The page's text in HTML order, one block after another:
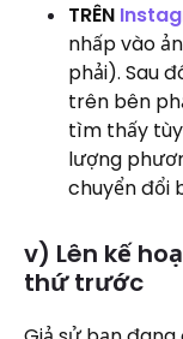
TRÊN
nhấp vào
phải). Sau
trên bên
tìm thấy
lượng
chuyển đổi
v) Lên kế
thứ trước